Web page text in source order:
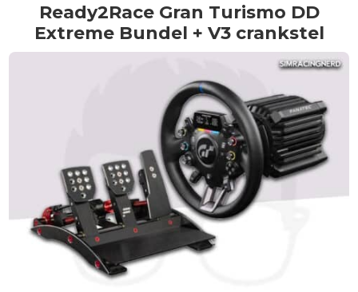
Ready2Race Gran Turismo DD
Extreme Bundel + V3 crankstel